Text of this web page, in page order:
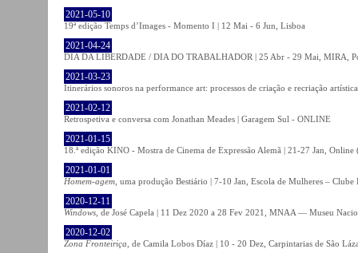
2021-05-10
19ª edição Temps d’Images - Momento I | 12 Mai - 6 Jun, Lisboa
2021-04-24
DIA DA LIBERDADE / DIA DO TRABALHADOR | 25 Abr - 29 Mai, MIRA,
2021-03-23
Itinerários sonoros na performance art: processos de criação e recriação
2021-02-12
Retrospetiva e conversa com Jonathan Meades | Garagem Sul - ONLINE
2021-01-15
18.ª edição KINO - Mostra de Cinema de Expressão Alemã | 21-27 Jan,
2021-01-01
Homem-agem , uma produção Bestiário | 7-10 Jan, Escola de Mulheres – Clube
2020-12-11
Windows , de José Capela | 11 Dez 2020 a 28 Fev 2021, MNAA — Museu
2020-12-02
Zona Fronteiriça , de Camila Lobos Díaz | 10 - 20 Dez, Carpintarias de São